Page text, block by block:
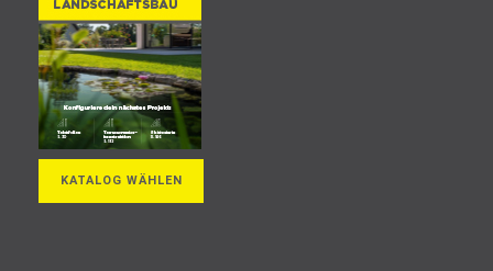
KATALOG WÄHLEN